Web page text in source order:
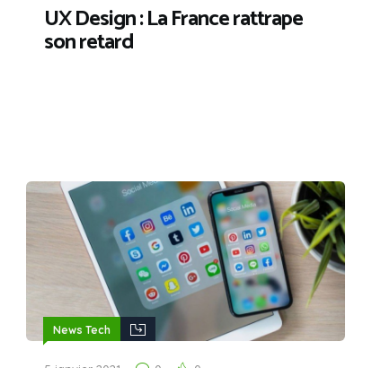
UX Design : La France rattrape
son retard
News Tech